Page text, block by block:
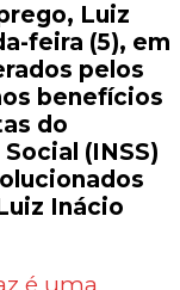
Luiz
feira (5), em
pelos
benefícios
do
(INSS)
Inácio